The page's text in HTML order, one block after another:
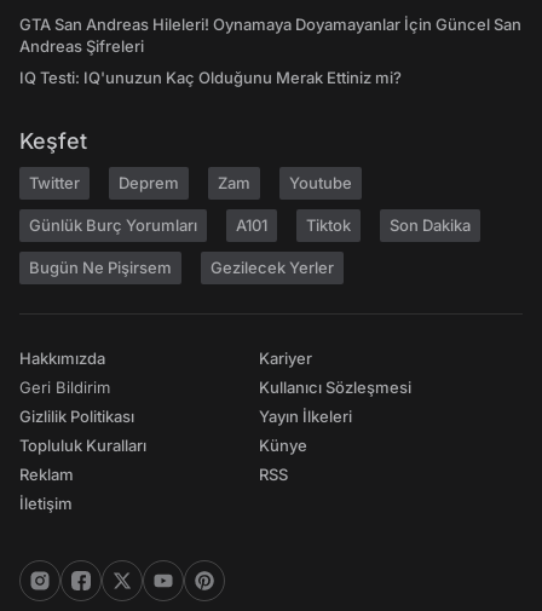
GTA San Andreas Hileleri! Oynamaya Doyamayanlar İçin Güncel San
Andreas Şifreleri
IQ Testi: IQ'unuzun Kaç Olduğunu Merak Ettiniz mi?
Keşfet
Twitter Deprem Zam Youtube
Günlük Burç Yorumları A101 Tiktok Son Dakika
Bugün Ne Pişirsem Gezilecek Yerler
Hakkımızda
Geri Bildirim
Gizlilik Politikası
Topluluk Kuralları
Reklam
İletişim
Kariyer
Kullanıcı Sözleşmesi
Yayın İlkeleri
Künye
RSS